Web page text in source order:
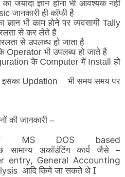
जयादा ज्ञान होना भी आवश्यक नहीं
जानकारी ही कॉफी है
भी काम होने पर व्यवसायी Tally
से कर लेते है
से उपलब्ध हो जाता है
भी उपलब्ध हो जाते है
के Computer में Install हो
इसका Updation भी समय समय पर
की जानकारी –
MS DOS based
सामान्य अकॉउंटिंग कार्य जैसे–
entry, General Accounting
आदि किये जा सकते थे I